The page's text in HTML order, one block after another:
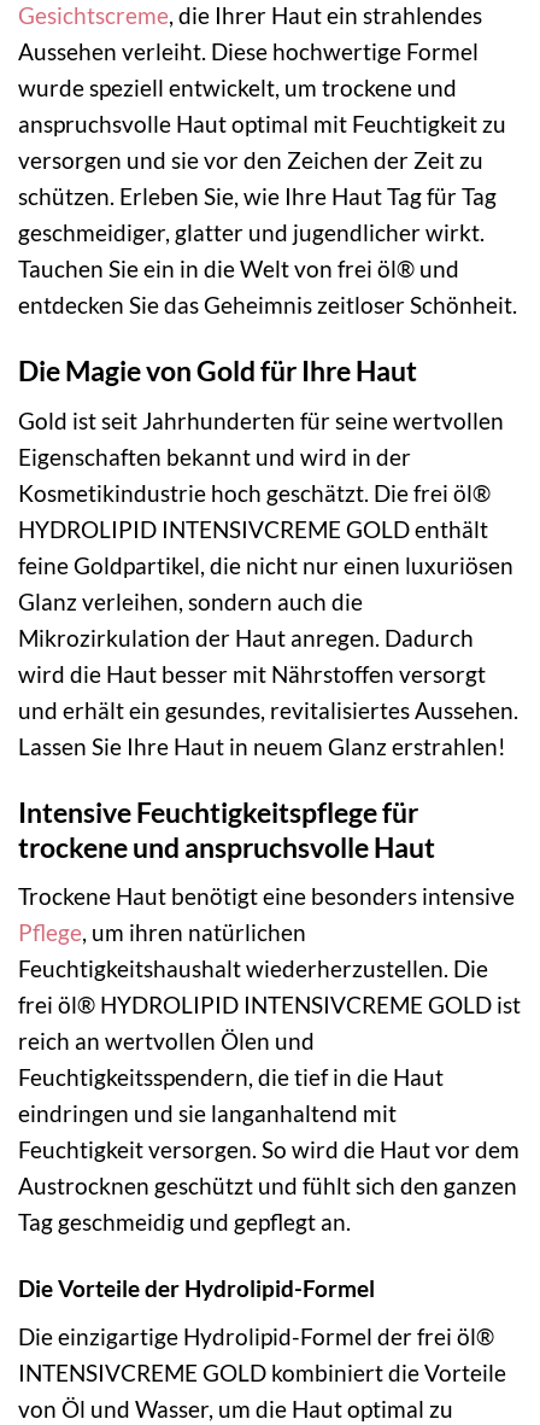
Gesichtscreme, die Ihrer Haut ein strahlendes
Aussehen verleiht. Diese hochwertige Formel
wurde speziell entwickelt, um trockene und
anspruchsvolle Haut optimal mit Feuchtigkeit zu
versorgen und sie vor den Zeichen der Zeit zu
schützen. Erleben Sie, wie Ihre Haut Tag für Tag
geschmeidiger, glatter und jugendlicher wirkt.
Tauchen Sie ein in die Welt von frei öl® und
entdecken Sie das Geheimnis zeitloser Schönheit.
Die Magie von Gold für Ihre Haut
Gold ist seit Jahrhunderten für seine wertvollen
Eigenschaften bekannt und wird in der
Kosmetikindustrie hoch geschätzt. Die frei öl®
HYDROLIPID INTENSIVCREME GOLD enthält
feine Goldpartikel, die nicht nur einen luxuriösen
Glanz verleihen, sondern auch die
Mikrozirkulation der Haut anregen. Dadurch
wird die Haut besser mit Nährstoffen versorgt
und erhält ein gesundes, revitalisiertes Aussehen.
Lassen Sie Ihre Haut in neuem Glanz erstrahlen!
Intensive Feuchtigkeitspflege für
trockene und anspruchsvolle Haut
Trockene Haut benötigt eine besonders intensive
Pflege, um ihren natürlichen
Feuchtigkeitshaushalt wiederherzustellen. Die
frei öl® HYDROLIPID INTENSIVCREME GOLD ist
reich an wertvollen Ölen und
Feuchtigkeitsspendern, die tief in die Haut
eindringen und sie langanhaltend mit
Feuchtigkeit versorgen. So wird die Haut vor dem
Austrocknen geschützt und fühlt sich den ganzen
Tag geschmeidig und gepflegt an.
Die Vorteile der Hydrolipid-Formel
Die einzigartige Hydrolipid-Formel der frei öl®
INTENSIVCREME GOLD kombiniert die Vorteile
von Öl und Wasser, um die Haut optimal zu